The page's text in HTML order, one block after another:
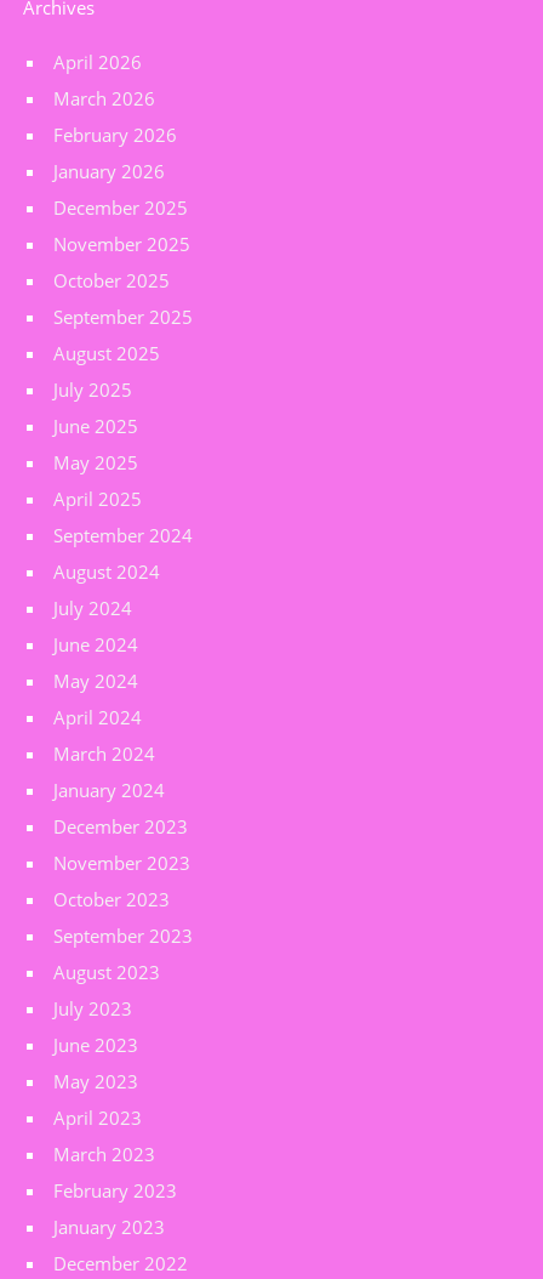
Archives
April 2026
March 2026
February 2026
January 2026
December 2025
November 2025
October 2025
September 2025
August 2025
July 2025
June 2025
May 2025
April 2025
September 2024
August 2024
July 2024
June 2024
May 2024
April 2024
March 2024
January 2024
December 2023
November 2023
October 2023
September 2023
August 2023
July 2023
June 2023
May 2023
April 2023
March 2023
February 2023
January 2023
December 2022